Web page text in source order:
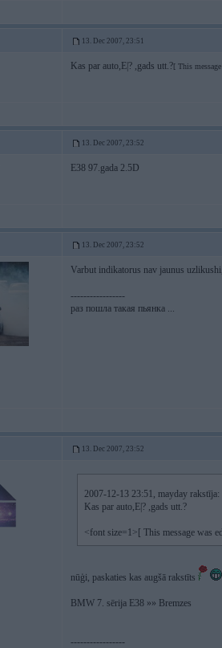
13. Dec 2007, 23:51
Kas par auto,E|? ,gads utt.?[ This
13. Dec 2007, 23:52
E38 97.gada 2.5D
13. Dec 2007, 23:52
Varbut indikatorus nav jaunus
-----------------
раз пошла такая пьянка ...
13. Dec 2007, 23:52
2007-12-13 23:51, mayday rakstīja:
Kas par auto,E|? ,gads utt.?
<font size=1>[ This message was
nūģi, paskaties kas augšā rakstīts
BMW 7. sērija E38 »» Bremzes
-----------------